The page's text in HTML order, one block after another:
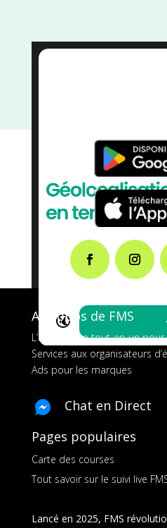
🔇
Auvergne
A propos de FMS
L’application tout-en-un
Services aux organisateurs
Ads pour les marques
Chat en Direct
Pages populaires
Carte des courses
Tout savoir sur le suivi live
Lancé en 2025, FMS